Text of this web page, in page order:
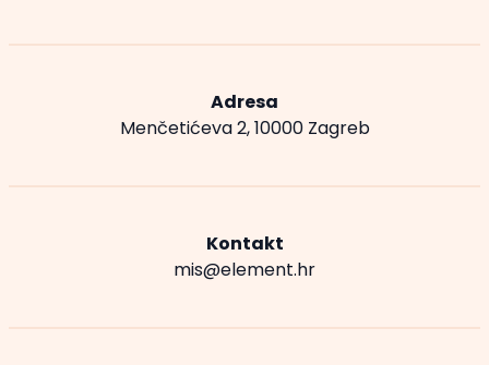
Adresa
Menčetićeva 2, 10000 Zagreb
Kontakt
mis@element.hr